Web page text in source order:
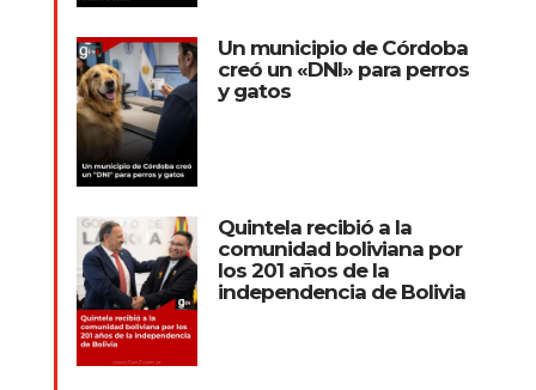
Un municipio de Córdoba
creó un «DNI» para perros
y gatos
Quintela recibió a la
comunidad boliviana por
los 201 años de la
independencia de Bolivia